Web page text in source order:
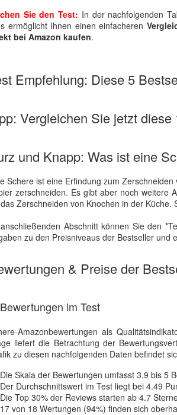
Sie den Test: In der nachfolgenden
ermöglicht Ihnen einen einfacheren
bei Amazon kaufen.
Empfehlung: Diese 5
Vergleichen Sie jetzt
und Knapp: Was ist eine
Schere ist eine Erfindung zum
zerschneiden. Es gibt aber noch weitere
Zerschneiden von Knochen in der
Abschnitt können Sie den
zu den Preisniveaus der Bestseller und
& Preise der
im Test
Amazonbewertungen als
liefert die Betrachtung der
zu diesen nachfolgenden Daten befindet
Die Skala der Bewertungen umfasst 3.9 bis 5
Der Durchschnittswert im Test liegt bei 4.49
Die Top 30% der Reviews starten ab 4.7
17 von 18 Wertungen (94%) finden sich